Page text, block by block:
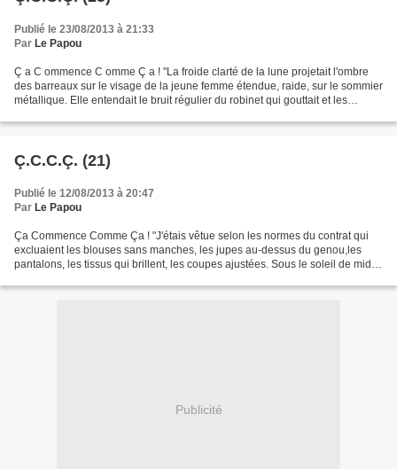
Publié le 23/08/2013 à 21:33
Par Le Papou
Ç a C ommence C omme Ç a ! "La froide clarté de la lune projetait l'ombre
des barreaux sur le visage de la jeune femme étendue, raide, sur le sommier
métallique. Elle entendait le bruit régulier du robinet qui gouttait et les
Ç.C.C.Ç. (21)
Publié le 12/08/2013 à 20:47
Par Le Papou
Ça Commence Comme Ça ! "J'étais vêtue selon les normes du contrat qui
excluaient les blouses sans manches, les jupes au-dessus du genou,les
pantalons, les tissus qui brillent, les coupes ajustées. Sous le soleil de midi
Publicité